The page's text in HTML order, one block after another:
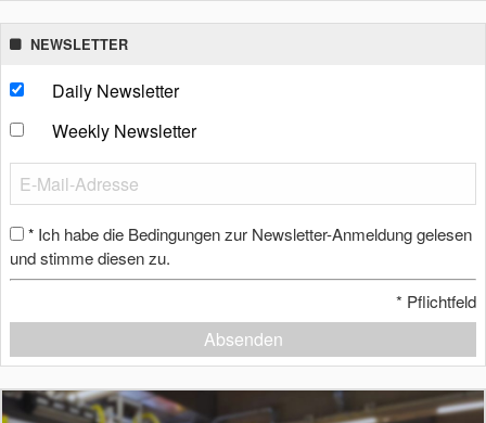
NEWSLETTER
Daily Newsletter
Weekly Newsletter
* Ich habe die Bedingungen zur Newsletter-Anmeldung gelesen
und stimme diesen zu.
* Pflichtfeld
Absenden